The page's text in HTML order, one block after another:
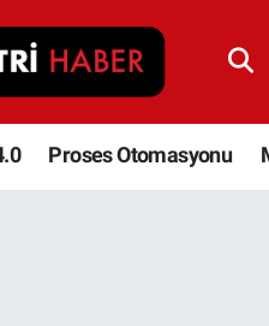
Proses Otomasyonu